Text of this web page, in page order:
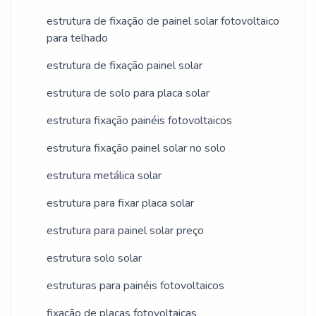
associados e profissionais com vasta
experiência na área de atuação, garantem
uma entrega de excelência de ponta a
possível encontrar a solução para quem
busca geração fotovoltaica. Com foco na
experiência dos clientes, oferece itens
variados como fixação de placas
com ótima qualidade e precisão.Para
uma maior satisfação dos clientes, a
profissionais do mercado, e em
instalações modernas, garantindo assim,
a sua confiança e boa cotação no
empresa que tem sido apontada de
forma positiva no mercado pela
estrutura de fixação de painel solar fotovoltaico
para telhado
estrutura de fixação painel solar
estrutura de solo para placa solar
estrutura fixação painéis fotovoltaicos
estrutura fixação painel solar no solo
estrutura metálica solar
estrutura para fixar placa solar
estrutura para painel solar preço
estrutura solo solar
estruturas para painéis fotovoltaicos